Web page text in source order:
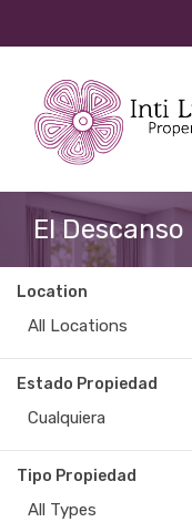
El
Location
All Locations
Estado Propiedad
Cualquiera
Tipo Propiedad
All Types